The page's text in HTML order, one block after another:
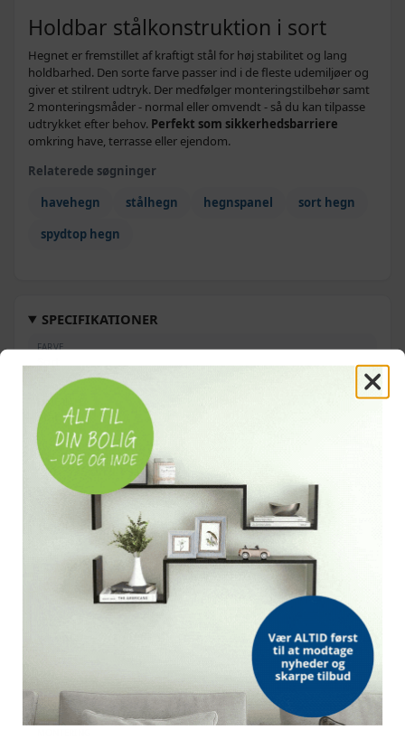
Holdbar stål­konstruktion i sort
Hegnet er fremstillet af kraftigt stål for høj stabilitet og lang
holdbarhed. Den sorte farve passer ind i de fleste udemiljøer og
giver et stilrent udtryk. Der medfølger monteringstilbehør samt
2 monteringsmåder - normal eller omvendt - så du kan tilpasse
udtrykket efter behov. Perfekt som sikkerhedsbarriere
omkring have, terrasse eller ejendom.
Relaterede søgninger
havehegn
stålhegn hegnspanel
sort hegn
spydtop hegn
SPECIFIKATIONER
FARVE
MATERIALE
Stål
SAMLET STØRRELSE
170 × 165 cm (L × H)
100-125 cm
1 hegnspanel og 2 stolper
Spydtop
Sort - 1 stk - 671 cm - 150-175 cm
Sort - 1 stk - 838 cm - 125-150 cm
4.926,-
2.899,-
Sort - 1 stk - 1005 cm - 100-125 cm
5.024,-
3.099,-
Sort - 1 stk - 1506 cm - 100-125 cm 4.599,-
Sort - 1 stk - 1673 cm - 125-150 cm 5.799,-
Sort - 1 stk - 1673 cm - 150-175 cm
Havehegn Woerden - hvid pulverlakeret
stål 170 × 165 cm
Havehegn - 2 stk. grå 170 × 140 cm i
pulverlakeret stål
Havehegn - 6 stk, hvid pulverlakeret stål,
170 × 215 cm
4.199,-
Sort - 1 stk - 504 cm - 150-175 cm
3.228,-
2.099,-
Sort - 1 stk - 337 cm - 100-125 cm
1.750,-
1.029,-
792,-